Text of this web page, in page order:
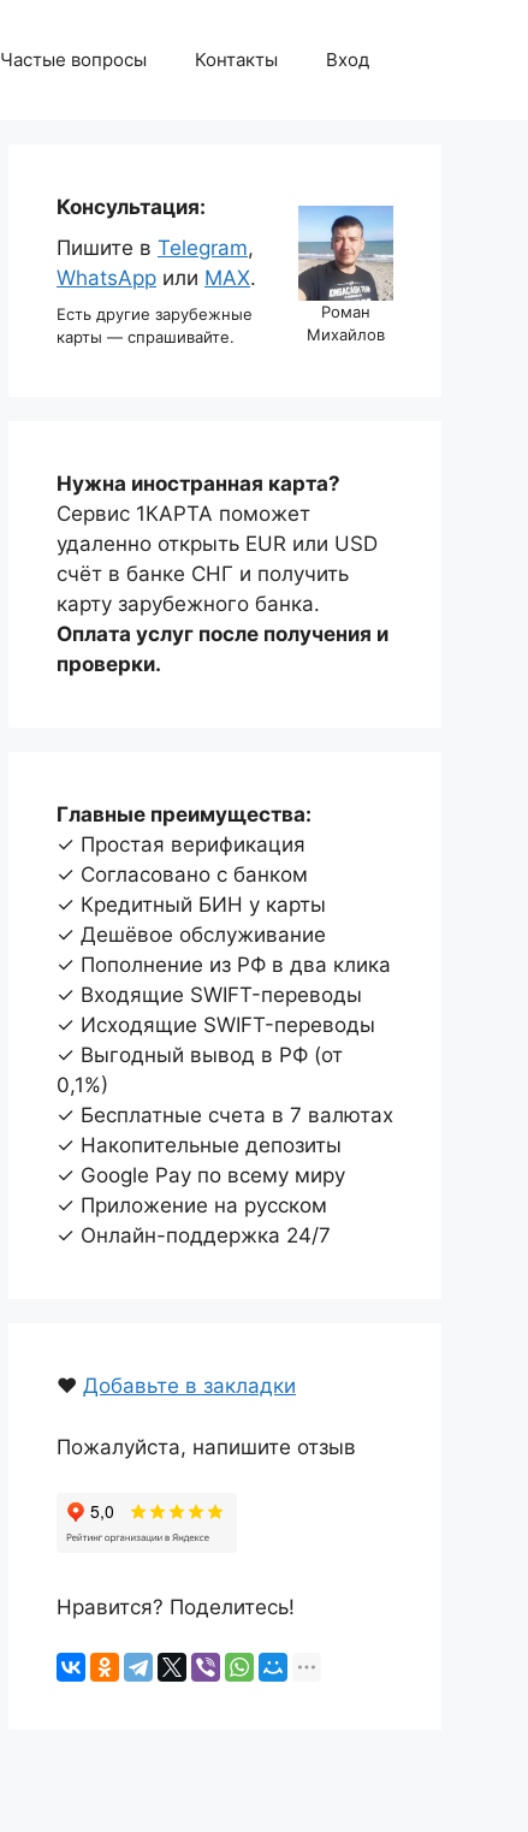
Частые вопросы Контакты Вход
Консультация:
Пишите в Telegram,
WhatsApp или MAX.
Есть другие зарубежные
карты — спрашивайте.
Роман
Михайлов
Нужна иностранная карта?
Сервис 1КАРТА поможет
удаленно открыть EUR или USD
счёт в банке СНГ и получить
карту зарубежного банка.
Оплата услуг после получения и
проверки.
Главные преимущества:
✓ Простая верификация
✓ Согласовано с банком
✓ Кредитный БИН у карты
✓ Дешёвое обслуживание
✓ Пополнение из РФ в два клика
✓ Входящие SWIFT-переводы
✓ Исходящие SWIFT-переводы
✓ Выгодный вывод в РФ (от
0,1%)
✓ Бесплатные счета в 7 валютах
✓ Накопительные депозиты
✓ Google Pay по всему миру
✓ Приложение на русском
✓ Онлайн-поддержка 24/7
❤️ Добавьте в закладки
Пожалуйста, напишите отзыв
Нравится? Поделитесь!